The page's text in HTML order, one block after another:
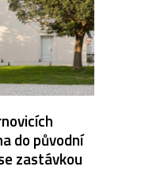
do původní
zastávkou